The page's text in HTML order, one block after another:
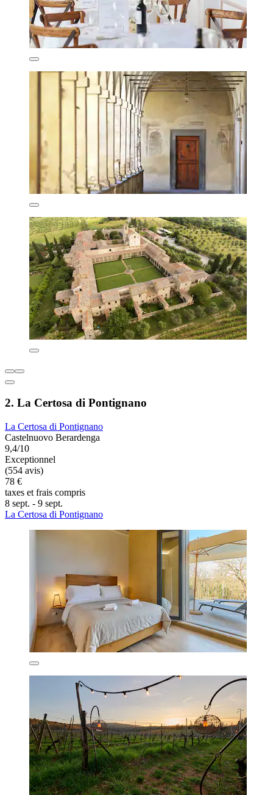
2. La Certosa di Pontignano
La Certosa di Pontignano
Castelnuovo Berardenga
9,4/10
Exceptionnel
(554 avis)
78 €
taxes et frais compris
8 sept. - 9 sept.
La Certosa di Pontignano